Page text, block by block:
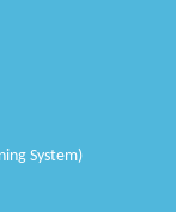
System)